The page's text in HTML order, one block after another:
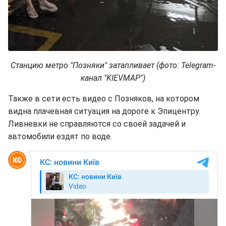
Станцию метро "Позняки" затапливает (фото: Telegram-
канал "KIEVMAP")
Также в сети есть видео с Позняков, на котором
видна плачевная ситуация на дороге к Эпицентру.
Ливневки не справляются со своей задачей и
автомобили ездят по воде.